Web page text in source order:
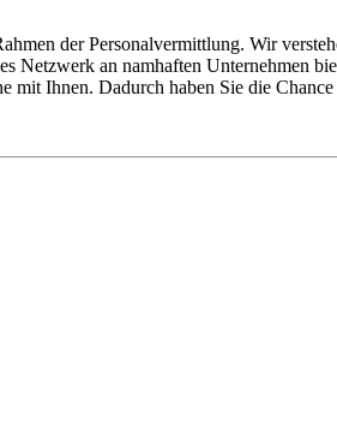
der Personalvermittlung. Wir
an namhaften Unternehmen
Ihnen. Dadurch haben Sie die